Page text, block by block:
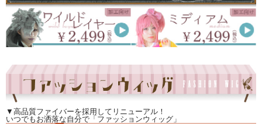
▼高品質ファイバーを採用してリニューアル！
いつでもお洒落な自分で「ファッションウィッグ」